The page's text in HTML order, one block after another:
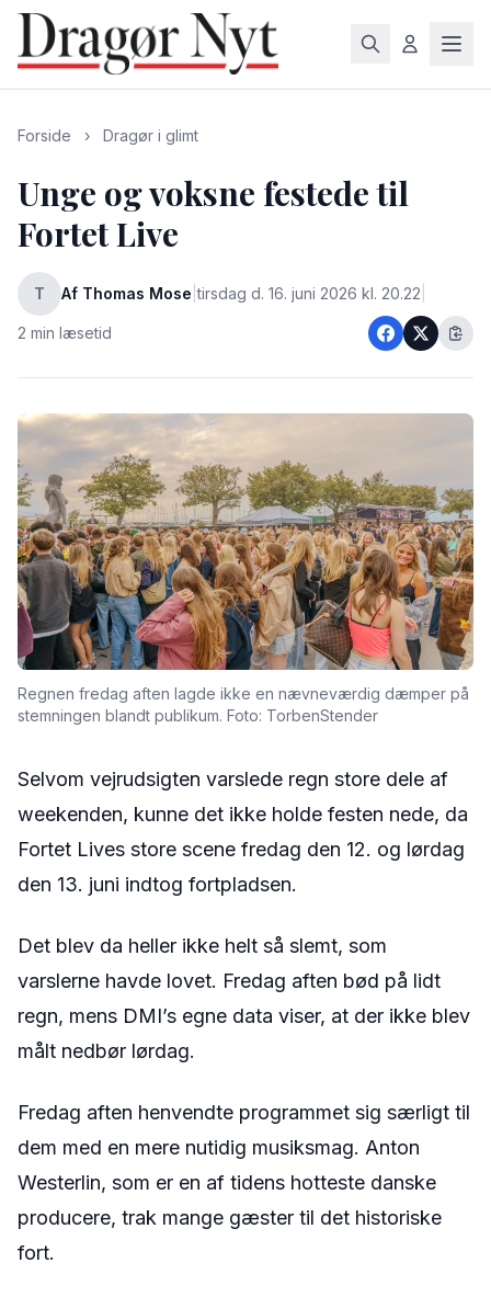
Forside › Dragør i glimt
Unge og voksne festede til
Fortet Live
T Af Thomas Mose |tirsdag d. 16. juni 2026 kl. 20.22
2 min læsetid
Regnen fredag aften lagde ikke en nævneværdig dæmper på
stemningen blandt publikum. Foto: TorbenStender
Selvom vejrudsigten varslede regn store dele af
weekenden, kunne det ikke holde festen nede, da
Fortet Lives store scene fredag den 12. og lørdag
den 13. juni indtog fortpladsen.
Det blev da heller ikke helt så slemt, som
varslerne havde lovet. Fredag aften bød på lidt
regn, mens DMI’s egne data viser, at der ikke blev
målt nedbør lørdag.
Fredag aften henvendte programmet sig særligt til
dem med en mere nutidig musiksmag. Anton
Westerlin, som er en af tidens hotteste danske
producere, trak mange gæster til det historiske
fort.